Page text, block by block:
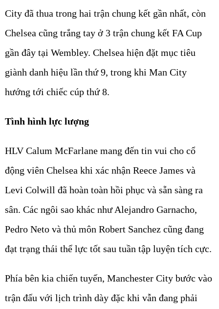
City đã thua trong hai trận chung kết gần nhất, còn
Chelsea cũng trắng tay ở 3 trận chung kết FA Cup
gần đây tại Wembley. Chelsea hiện đặt mục tiêu
giành danh hiệu lần thứ 9, trong khi Man City
hướng tới chiếc cúp thứ 8.
Tình hình lực lượng
HLV Calum McFarlane mang đến tin vui cho cổ
động viên Chelsea khi xác nhận Reece James và
Levi Colwill đã hoàn toàn hồi phục và sẵn sàng ra
sân. Các ngôi sao khác như Alejandro Garnacho,
Pedro Neto và thủ môn Robert Sanchez cũng đang
đạt trạng thái thể lực tốt sau tuần tập luyện tích cực.
Phía bên kia chiến tuyến, Manchester City bước vào
trận đấu với lịch trình dày đặc khi vẫn đang phải